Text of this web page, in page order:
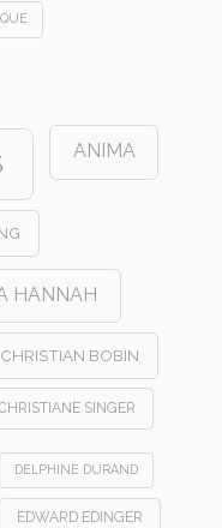
ANIMA
HANNAH
CHRISTIAN BOBIN
SINGER
DELPHINE DURAND
EDWARD EDINGER